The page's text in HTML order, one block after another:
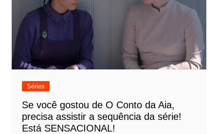
Séries
Se você gostou de O Conto da Aia,
precisa assistir a sequência da série!
Está SENSACIONAL!